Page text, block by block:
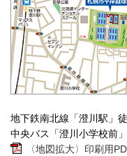
地下鉄南北線「澄川駅」
中央バス「澄川小学校前
〈地図拡大〉印刷用